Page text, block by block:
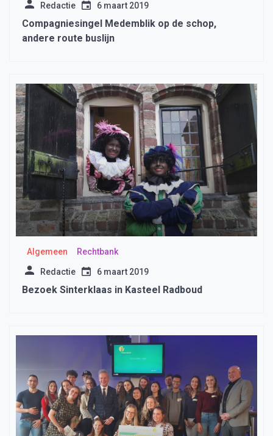
Redactie 6 maart 2019
Compagniesingel Medemblik op de schop,
andere route buslijn
Algemeen Rechtbank
Redactie 6 maart 2019
Bezoek Sinterklaas in Kasteel Radboud